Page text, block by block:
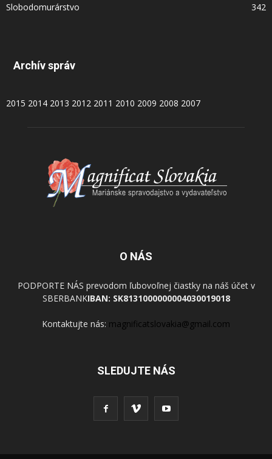
Slobodomurárstvo
342
Archív správ
2015 2014 2013 2012 2011 2010 2009 2008 2007
O NÁS
PODPORTE NÁS prevodom ľubovoľnej čiastky na náš účet v
SBERBANKIBAN: SK8131000000004030019018
Kontaktujte nás: magnificatslovakia@gmail.com
SLEDUJTE NÁS